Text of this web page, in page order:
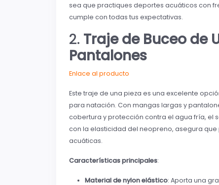
sea que practiques deportes acuáticos con
cumple con todas tus expectativas.
2. Traje de Buceo de
Pantalones
Enlace al producto
Este traje de una pieza es una excelente
para natación. Con mangas largas y
cobertura y protección contra el agua fría, el
con la elasticidad del neopreno, asegura
acuáticas.
Características principales:
Material de nylon elástico: Aporta una